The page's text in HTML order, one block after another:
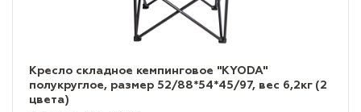
Кресло складное кемпинговое "KYODA"
полукруглое, размер 52/88*54*45/97, вес 6,2кг (2
цвета)